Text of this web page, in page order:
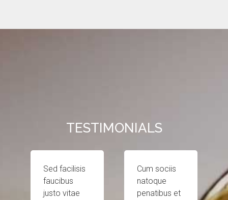
TESTIMONIALS
Sed facilisis
faucibus
justo vitae
Cum sociis
natoque
penatibus et